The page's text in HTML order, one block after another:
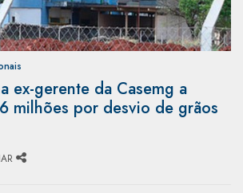
ex-gerente da Casemg a
milhões por desvio de grãos